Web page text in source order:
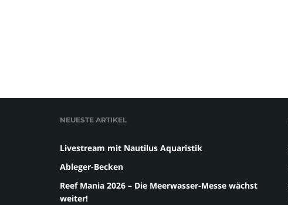
NEUESTE ARTIKEL
Livestream mit Nautilus Aquaristik
Ableger-Becken
Reef Mania 2026 – Die Meerwasser-Messe wächst
weiter!